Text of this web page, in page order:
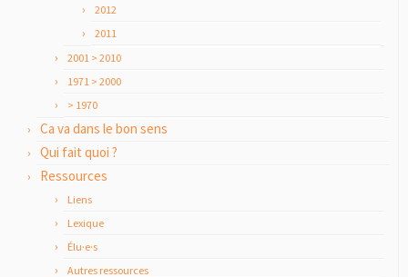
2012
2011
2001 > 2010
1971 > 2000
> 1970
Ca va dans le bon sens
Qui fait quoi ?
Ressources
Liens
Lexique
Élu·e·s
Autres ressources